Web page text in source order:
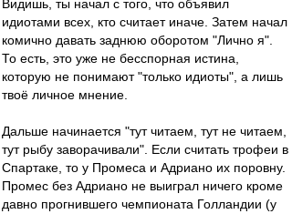
Видишь, ты начал с того, что объявил
идиотами всех, кто считает иначе. Затем начал
комично давать заднюю оборотом "Лично я".
То есть, это уже не бесспорная истина,
которую не понимают "только идиоты", а лишь
твоё личное мнение.
Дальше начинается "тут читаем, тут не читаем,
тут рыбу заворачивали". Если считать трофеи в
Спартаке, то у Промеса и Адриано их поровну.
Промес без Адриано не выиграл ничего кроме
давно прогнившего чемпионата Голландии (у